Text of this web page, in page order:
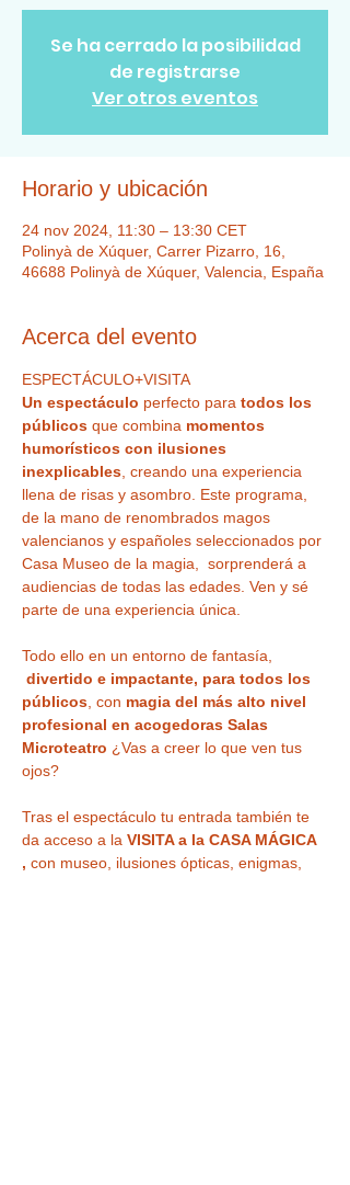
Se ha cerrado la posibilidad
de registrarse
Ver otros eventos
Horario y ubicación
24 nov 2024, 11:30 – 13:30 CET
Polinyà de Xúquer, Carrer Pizarro, 16,
46688 Polinyà de Xúquer, Valencia, España
Acerca del evento
ESPECTÁCULO+VISITA
Un espectáculo perfecto para todos los
públicos que combina momentos
humorísticos con ilusiones
inexplicables , creando una experiencia
llena de risas y asombro. Este programa,
de la mano de renombrados magos
valencianos y españoles seleccionados por
Casa Museo de la magia,  sorprenderá a
audiencias de todas las edades. Ven y sé
parte de una experiencia única.
Todo ello en un entorno de fantasía,
divertido e impactante, para todos los
públicos , con magia del más alto nivel
profesional en acogedoras Salas
Microteatro ¿Vas a creer lo que ven tus
ojos?
Tras el espectáculo tu entrada también te
da acceso a la VISITA a la CASA MÁGICA
, con museo, ilusiones ópticas, enigmas,